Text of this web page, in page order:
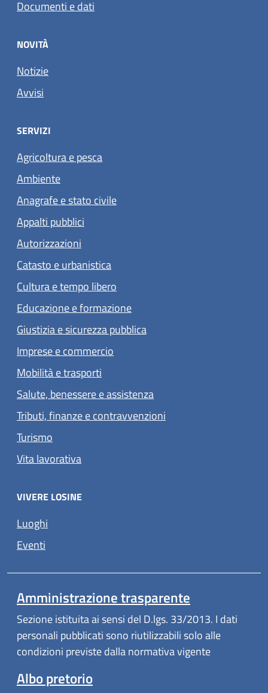
Documenti e dati
NOVITÀ
Notizie
Avvisi
SERVIZI
Agricoltura e pesca
Ambiente
Anagrafe e stato civile
Appalti pubblici
Autorizzazioni
Catasto e urbanistica
Cultura e tempo libero
Educazione e formazione
Giustizia e sicurezza pubblica
Imprese e commercio
Mobilità e trasporti
Salute, benessere e assistenza
Tributi, finanze e contravvenzioni
Turismo
Vita lavorativa
VIVERE LOSINE
Luoghi
Eventi
Amministrazione trasparente
Sezione istituita ai sensi del D.lgs. 33/2013. I dati
personali pubblicati sono riutilizzabili solo alle
condizioni previste dalla normativa vigente
Albo pretorio